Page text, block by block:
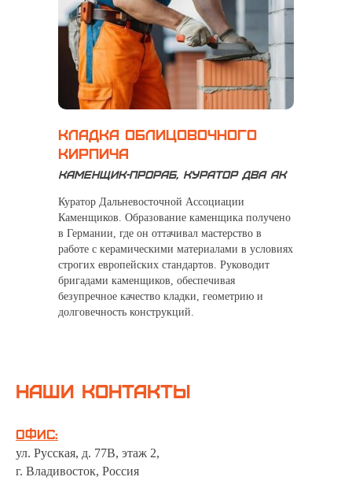
кладка облицовочного
кирпича
Каменщик-прораб, Куратор ДВА АК
Куратор Дальневосточной Ассоциации
Каменщиков. Образование каменщика получено
в Германии, где он оттачивал мастерство в
работе с керамическими материалами в условиях
строгих европейских стандартов. Руководит
бригадами каменщиков, обеспечивая
безупречное качество кладки, геометрию и
долговечность конструкций.
Наши контакты
Офис:
ул. Русская, д. 77В, этаж 2,
г. Владивосток, Россия